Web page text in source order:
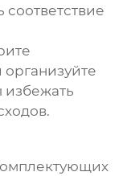
соответствие